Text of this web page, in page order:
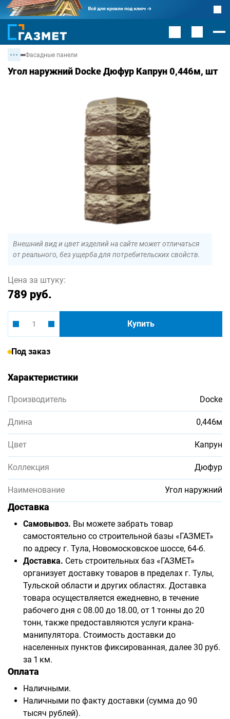
Фасадные панели
Угол наружний Docke Дюфур Капрун 0,446м, шт
Внешний вид и цвет изделий на сайте может отличаться
от реального, без ущерба для потребительских свойств.
Цена за штуку:
789 руб.
Купить
Под заказ
Характеристики
Производитель Docke
Длина 0,446м
Цвет Капрун
Коллекция Дюфур
Наименование Угол наружний
Доставка
Самовывоз. Вы можете забрать товар
самостоятельно со строительной базы «ГАЗМЕТ»
по адресу г. Тула, Новомосковское шоссе, 64-б.
Доставка. Сеть строительных баз «ГАЗМЕТ»
организует доставку товаров в пределах г. Тулы,
Тульской области и других областях. Доставка
товара осуществляется ежедневно, в течение
рабочего дня с 08.00 до 18.00, от 1 тонны до 20
тонн, также предоставляются услуги крана-
манипулятора. Стоимость доставки до
населенных пунктов фиксированная, далее 30 руб.
за 1 км.
Оплата
Наличными.
Наличными по факту доставки (сумма до 90
тысяч рублей).